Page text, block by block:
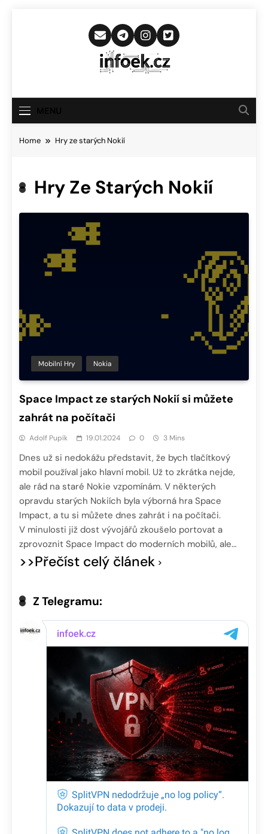
Infoek.cz
Novinkám
Home Hry ze starých Nokií
Hry Ze Starých Nokií
Mobilní Hry Nokia
Space Impact ze starých Nokií si můžete
zahrát na počítači
Adolf Pupík 19.01.2024 0 3 Mins
Dnes už si nedokážu představit, že bych tlačítkový
mobil používal jako hlavní mobil. Už to zkrátka nejde,
ale rád na staré Nokie vzpomínám. V některých
opravdu starých Nokiích byla výborná hra Space
Impact, a tu si můžete dnes zahrát i na počítači.
V minulosti již dost vývojářů zkoušelo portovat a
zprovoznit Space Impact do moderních mobilů, ale…
>>Přečíst celý článek
Z Telegramu: